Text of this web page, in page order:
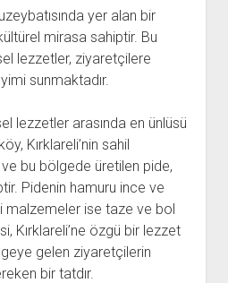
yer alan bir
mirasa sahiptir. Bu
lezzetler, ziyaretçilere
sunmaktadır.
lezzetler arasında en ünlüsü
Kırklareli’nin sahil
bu bölgede üretilen pide,
Pidenin hamuru ince ve
malzemeler ise taze ve bol
Kırklareli’ne özgü bir lezzet
gelen ziyaretçilerin
bir tatdır.